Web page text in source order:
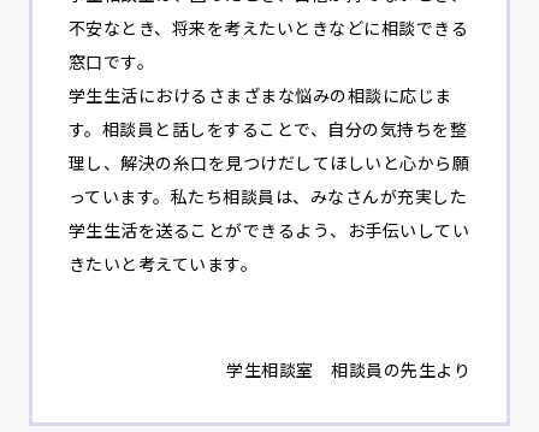
不安なとき、将来を考えたいときなどに相談できる
窓口です。
学生生活におけるさまざまな悩みの相談に応じま
す。相談員と話しをすることで、自分の気持ちを整
理し、解決の糸口を見つけだしてほしいと心から願
っています。私たち相談員は、みなさんが充実した
学生生活を送ることができるよう、お手伝いしてい
きたいと考えています。
学生相談室 相談員の先生より